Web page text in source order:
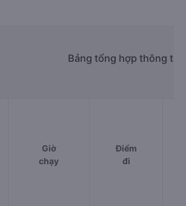
Bảng tổng hợp thông tin
Giờ
chạy
Điểm
đi